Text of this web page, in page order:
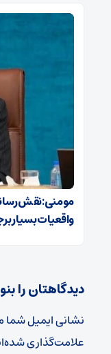
مومنی:نقش
واقعیات بسیار
دیدگاهتان را
نشانی ایمیل
علامت‌گذاری